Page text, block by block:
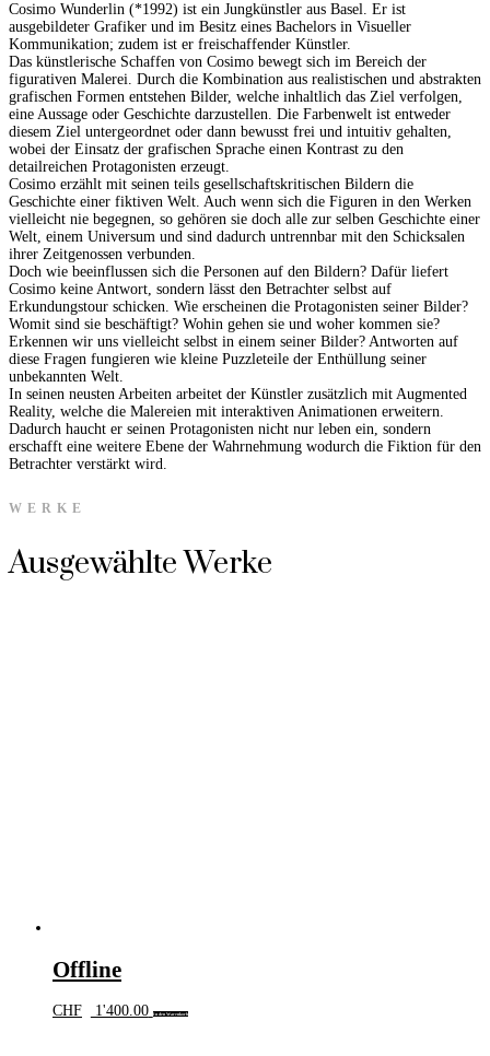
Cosimo Wunderlin (*1992) ist ein Jungkünstler aus Basel. Er ist
ausgebildeter Grafiker und im Besitz eines Bachelors in Visueller
Kommunikation; zudem ist er freischaffender Künstler.
Das künstlerische Schaffen von Cosimo bewegt sich im Bereich der
figurativen Malerei. Durch die Kombination aus realistischen und abstrakten
grafischen Formen entstehen Bilder, welche inhaltlich das Ziel verfolgen,
eine Aussage oder Geschichte darzustellen. Die Farbenwelt ist entweder
diesem Ziel untergeordnet oder dann bewusst frei und intuitiv gehalten,
wobei der Einsatz der grafischen Sprache einen Kontrast zu den
detailreichen Protagonisten erzeugt.
Cosimo erzählt mit seinen teils gesellschaftskritischen Bildern die
Geschichte einer fiktiven Welt. Auch wenn sich die Figuren in den Werken
vielleicht nie begegnen, so gehören sie doch alle zur selben Geschichte einer
Welt, einem Universum und sind dadurch untrennbar mit den Schicksalen
ihrer Zeitgenossen verbunden.
Doch wie beeinflussen sich die Personen auf den Bildern? Dafür liefert
Cosimo keine Antwort, sondern lässt den Betrachter selbst auf
Erkundungstour schicken. Wie erscheinen die Protagonisten seiner Bilder?
Womit sind sie beschäftigt? Wohin gehen sie und woher kommen sie?
Erkennen wir uns vielleicht selbst in einem seiner Bilder? Antworten auf
diese Fragen fungieren wie kleine Puzzleteile der Enthüllung seiner
unbekannten Welt.
In seinen neusten Arbeiten arbeitet der Künstler zusätzlich mit Augmented
Reality, welche die Malereien mit interaktiven Animationen erweitern.
Dadurch haucht er seinen Protagonisten nicht nur leben ein, sondern
erschafft eine weitere Ebene der Wahrnehmung wodurch die Fiktion für den
Betrachter verstärkt wird.
WERKE
Ausgewählte Werke
Offline
CHF 1'400.00 In den Warenkorb